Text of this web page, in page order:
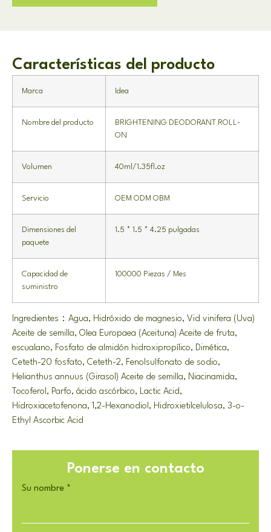
Características del producto
Marca Idea
Nombre del producto
BRIGHTENING DEODORANT ROLL-
ON
Volumen 40ml/1.35fl.oz
Servicio OEM ODM OBM
Dimensiones del
paquete
1.5 * 1.5 * 4.25 pulgadas
Capacidad de
suministro
100000 Piezas / Mes
Ingredientes：Agua, Hidróxido de magnesio, Vid vinifera (Uva)
Aceite de semilla, Olea Europaea (Aceituna) Aceite de fruta,
escualano, Fosfato de almidón hidroxipropílico, Dimética,
Ceteth-20 fosfato, Ceteth-2, Fenolsulfonato de sodio,
Helianthus annuus (Girasol) Aceite de semilla, Niacinamida,
Tocoferol, Parfo, ácido ascórbico, Lactic Acid ,
Hidroxiacetofenona, 1,2-Hexanodiol, Hidroxietilcelulosa, 3-o-
Ethyl Ascorbic Acid
Ponerse en contacto
Su nombre *